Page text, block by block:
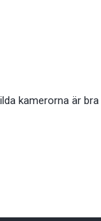
kamerorna är